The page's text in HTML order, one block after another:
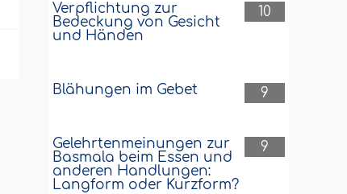
10
Verpflichtung zur
Bedeckung von Gesicht
und Händen
9
Blähungen im Gebet
9
Gelehrtenmeinungen zur
Basmala beim Essen und
anderen Handlungen:
Langform oder Kurzform?